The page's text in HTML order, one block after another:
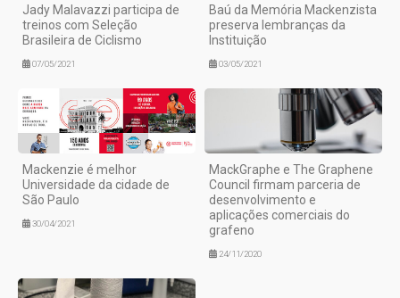
Jady Malavazzi participa de
treinos com Seleção
Brasileira de Ciclismo
07/05/2021
Baú da Memória Mackenzista
preserva lembranças da
Instituição
03/05/2021
Mackenzie é melhor
Universidade da cidade de
São Paulo
30/04/2021
MackGraphe e The Graphene
Council firmam parceria de
desenvolvimento e
aplicações comerciais do
grafeno
24/11/2020